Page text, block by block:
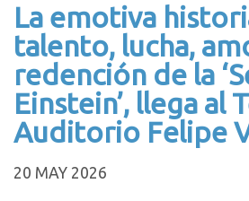
La emotiva
talento, lucha,
redención de la
Einstein’, llega al
Auditorio Felipe
20 MAY 2026